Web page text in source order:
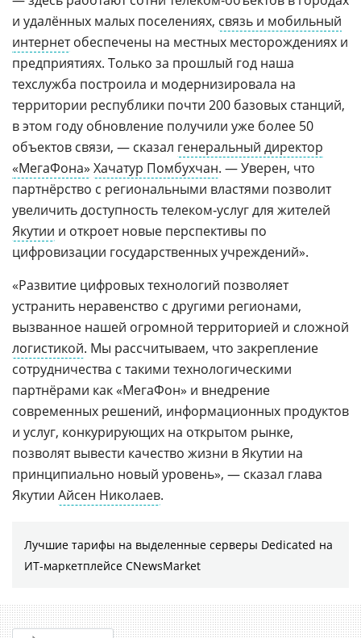
и удалённых малых поселениях, связь и мобильный
интернетобеспечены на местных месторождениях и
предприятиях. Только за прошлый год наша
техслужба построила и модернизировала на
территории республики почти 200 базовых станций,
в этом году обновление получили уже более 50
объектов связи, — сказал генеральный директор
«МегаФона» Хачатур Помбухчан. — Уверен, что
партнёрство с региональными властями позволит
увеличить доступность телеком‑услуг для жителей
Якутии и откроет новые перспективы по
цифровизации государственных учреждений».
«Развитие цифровых технологий позволяет
устранить неравенство с другими регионами,
вызванное нашей огромной территорией и сложной
логистикой. Мы рассчитываем, что закрепление
сотрудничества с такими технологическими
партнёрами как «МегаФон» и внедрение
современных решений, информационных продуктов
и услуг, конкурирующих на открытом рынке,
позволят вывести качество жизни в Якутии на
принципиально новый уровень», — сказал глава
Якутии Айсен Николаев.
Лучшие тарифы на выделенные серверы Dedicated на
ИТ-маркетплейсе CNewsMarket